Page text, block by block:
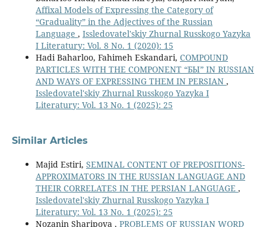
Affixal Models of Expressing the Category of
“Graduality” in the Adjectives of the Russian
Language , Issledovatel'skiy Zhurnal Russkogo Yazyka
I Literatury: Vol. 8 No. 1 (2020): 15
Hadi Baharloo, Fahimeh Eskandari, COMPOUND
PARTICLES WITH THE COMPONENT “БЫ” IN RUSSIAN
AND WAYS OF EXPRESSING THEM IN PERSIAN ,
Issledovatel'skiy Zhurnal Russkogo Yazyka I
Literatury: Vol. 13 No. 1 (2025): 25
Similar Articles
Majid Estiri, SEMINAL CONTENT OF PREPOSITIONS-
APPROXIMATORS IN THE RUSSIAN LANGUAGE AND
THEIR CORRELATES IN THE PERSIAN LANGUAGE ,
Issledovatel'skiy Zhurnal Russkogo Yazyka I
Literatury: Vol. 13 No. 1 (2025): 25
Nozanin Sharipova , PROBLEMS OF RUSSIAN WORD